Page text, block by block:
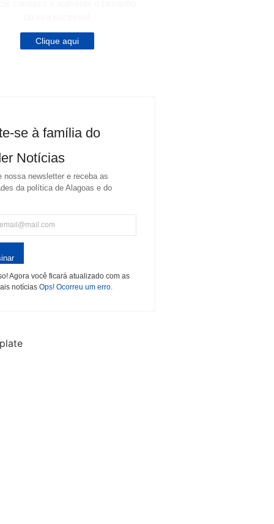
Clique aqui
se à família do
Notícias
nossa newsletter e receba as
da política de Alagoas e do
Agora você ficará atualizado com as
notícias Ops! Ocorreu um erro.